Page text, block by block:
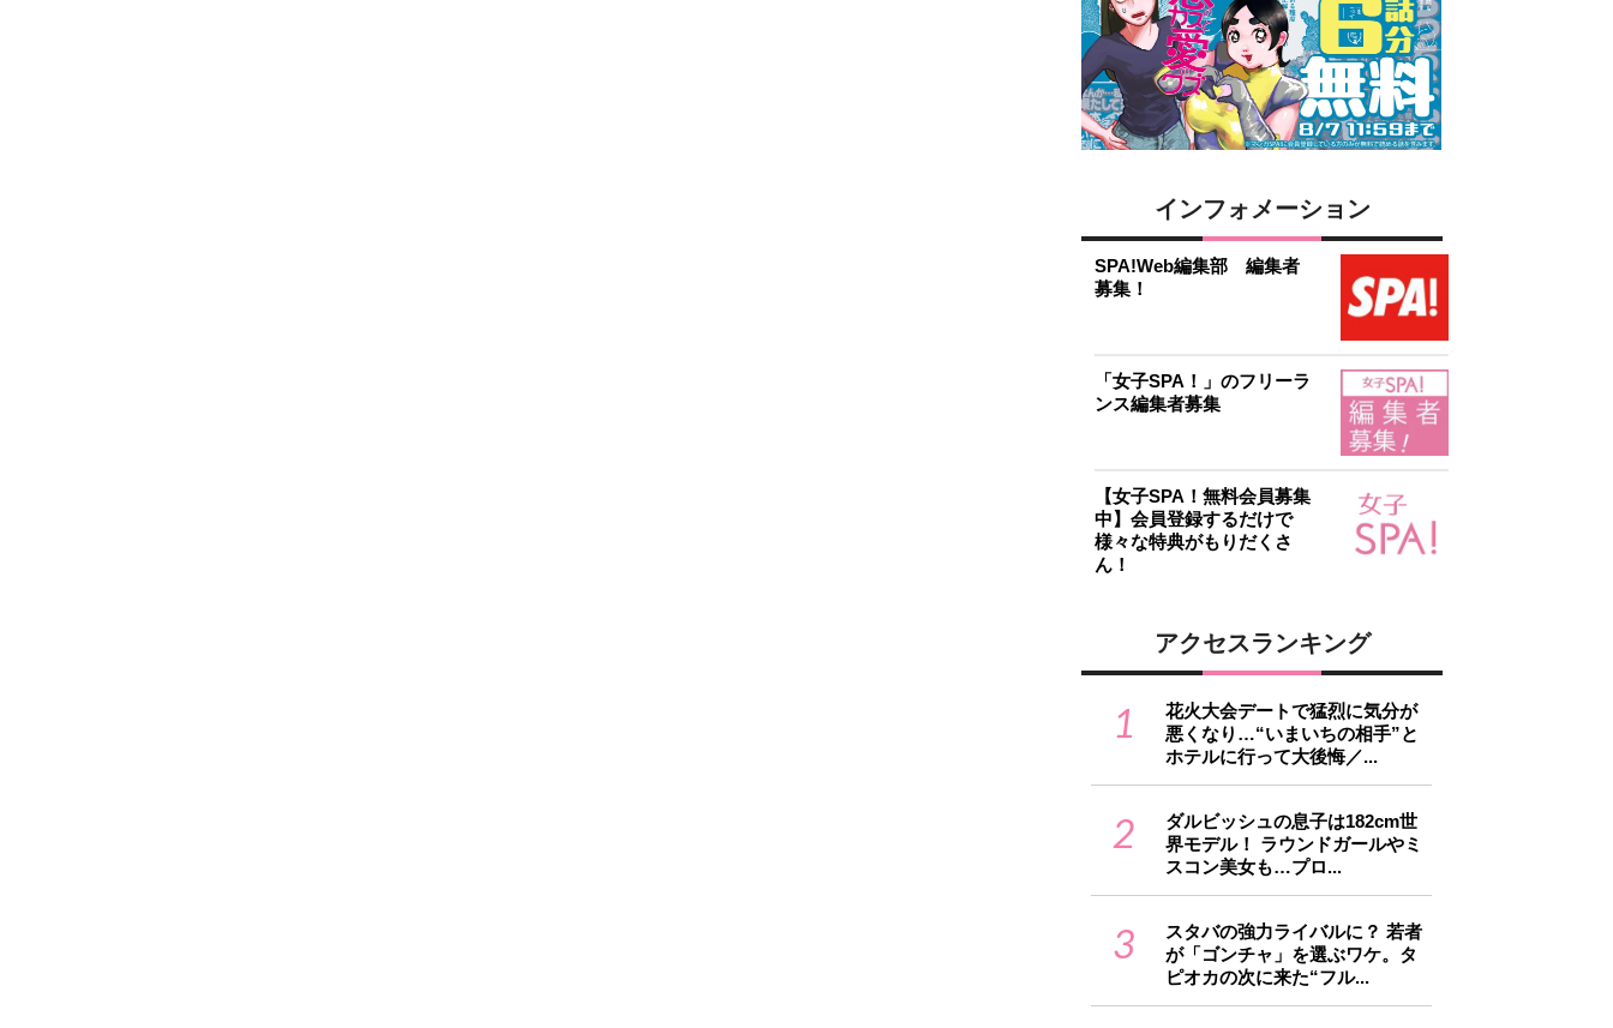
インフォメーション
SPA!Web編集部 編集者
募集！
「女子SPA！」のフリーラ
ンス編集者募集
【女子SPA！無料会員募集
中】会員登録するだけで
様々な特典がもりだくさ
ん！
アクセスランキング
1
花火大会デートで猛烈に気分が
悪くなり…“いまいちの相手”と
ホテルに行って大後悔／...
2
ダルビッシュの息子は182cm世
界モデル！ ラウンドガールやミ
スコン美女も…プロ...
3
スタバの強力ライバルに？ 若者
が「ゴンチャ」を選ぶワケ。タ
ピオカの次に来た“フル...